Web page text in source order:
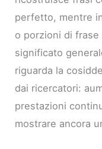
perfetto, mentre
o porzioni di
significato
riguarda la
dai ricercatori:
prestazioni
mostrare ancora